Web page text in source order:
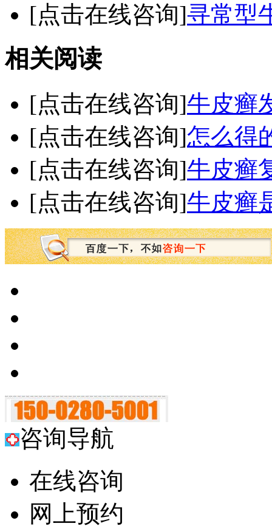
[点击在线咨询]寻常型
相关阅读
[点击在线咨询]牛皮癣
[点击在线咨询]怎么得
[点击在线咨询]牛皮癣
[点击在线咨询]牛皮癣
咨询导航
在线咨询
网上预约